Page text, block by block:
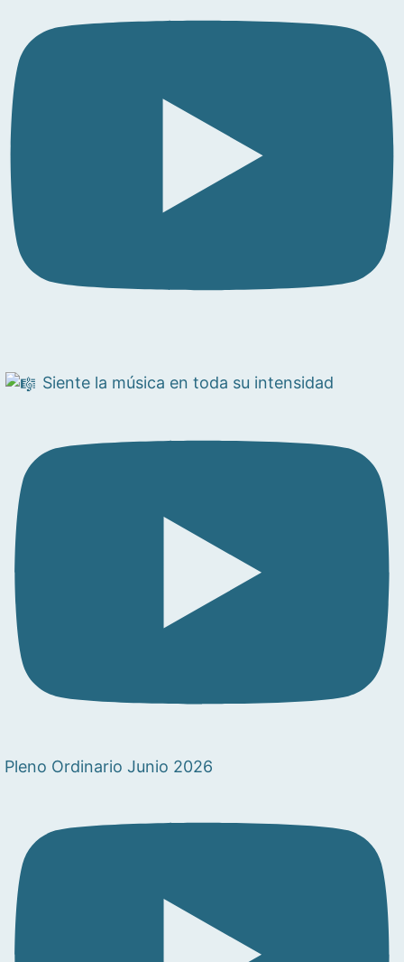
Siente la música en toda su intensidad
Pleno Ordinario Junio 2026